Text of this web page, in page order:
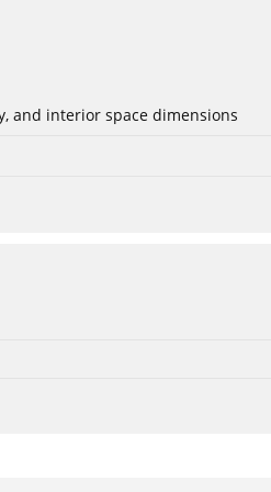
and interior space dimensions